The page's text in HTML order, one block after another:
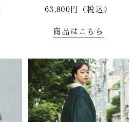
63,800円（税込）
商品はこちら